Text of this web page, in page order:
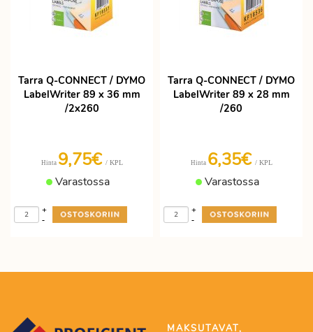
Tarra Q-CONNECT / DYMO
LabelWriter 89 x 36 mm
/2x260
Hinta 9,75€ / KPL
Varastossa
-
+
Tarra Q-CONNECT / DYMO
LabelWriter 89 x 28 mm
/260
Hinta 6,35€ / KPL
Varastossa
-
+
MAKSUTAVAT,